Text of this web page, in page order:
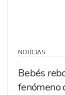
NOTÍCIAS
Bebés
fenómeno